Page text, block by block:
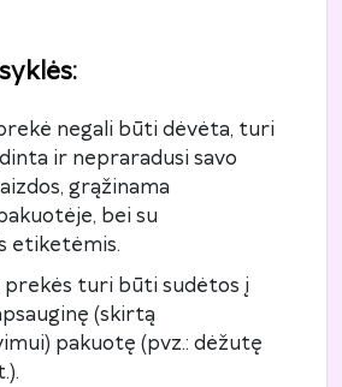
:
negali būti dėvėta, turi
ir nepraradusi savo
grąžinama
bei su
etiketėmis.
prekės turi būti sudėtos į
(skirtą
pakuotę (pvz.: dėžutę